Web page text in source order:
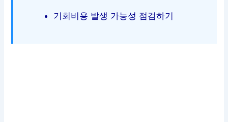
기회비용 발생 가능성 점검하기